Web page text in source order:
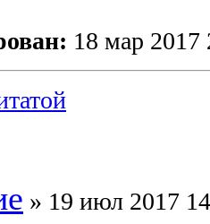
18 мар 2017
» 19 июл 2017